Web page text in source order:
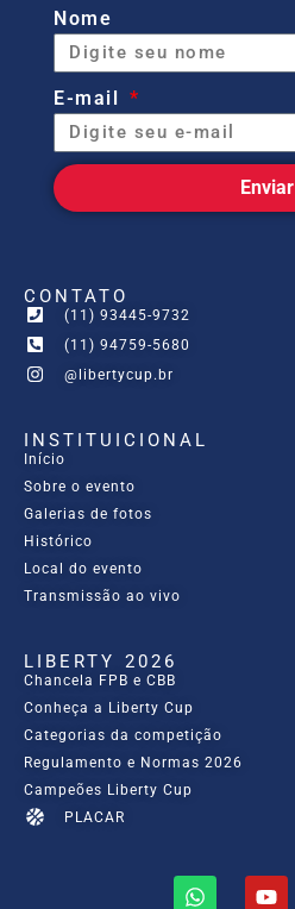
Nome
E-mail
Enviar
CONTATO
(11) 93445-9732
(11) 94759-5680
@libertycup.br
INSTITUICIONAL
Início
Sobre o evento
Galerias de fotos
Histórico
Local do evento
Transmissão ao vivo
LIBERTY 2026
Chancela FPB e CBB
Conheça a Liberty Cup
Categorias da competição
Regulamento e Normas 2026
Campeões Liberty Cup
PLACAR